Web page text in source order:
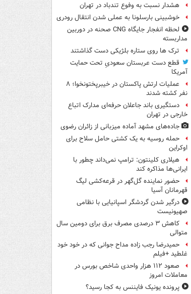
هشدار نسبت به وفوع تندباد در تهران
خوشبینی بارسلونا به عملی شدن انتقال رودری
لحظه انفجار جایگاه CNG صحنه در دوربین
مداربسته
ترک ها روی ستاره بلژیکی دست گذاشتند
قطع دست عربستان سعودیِ تحت حمایت
آمریکا
عملیات ارتش پاکستان در خیبرپختونخوا؛ ۸
نفر کشته شدند
دستگیری باند جاعلان حرفه‌ای مدارک اتباع
خارجی در تهران
جاده‌های مشهد آماده میزبانی از زائران رضوی
حمله روسیه به یک کشتی حامل سلاح برای
اوکراین
هیلاری کلینتون: ترامپ نمی‌داند چطور با
ایرانی‌ها مذاکره کند
حضور نماینده گل‌گهر در قرعه‌کشی لیگ
قهرمانان آسیا
درگیر شدن گردشگر اسپانیایی با نظامی
صهیونیست
کاهش ۳ درصدی مصرف برق برای دومین سال
متوالی
حمیدرضا رجب زاده مداح جوانی که در خود خود
غلطید +فیلم
صعود ۱۱۲ هزار واحدی شاخص بورس در
معاملات امروز
پرونده یونیک فایننس به کجا رسید؟